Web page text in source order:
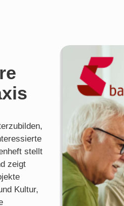
stellt
zeigt
Kultur,